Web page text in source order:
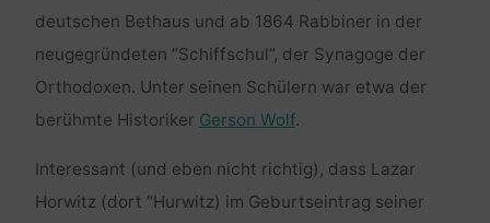
deutschen Bethaus und ab 1864 Rabbiner in der
neugegründeten “Schiffschul”, der Synagoge der
Orthodoxen. Unter seinen Schülern war etwa der
berühmte Historiker Gerson Wolf.
Interessant (und eben nicht richtig), dass Lazar
Horwitz (dort “Hurwitz) im Geburtseintrag seiner